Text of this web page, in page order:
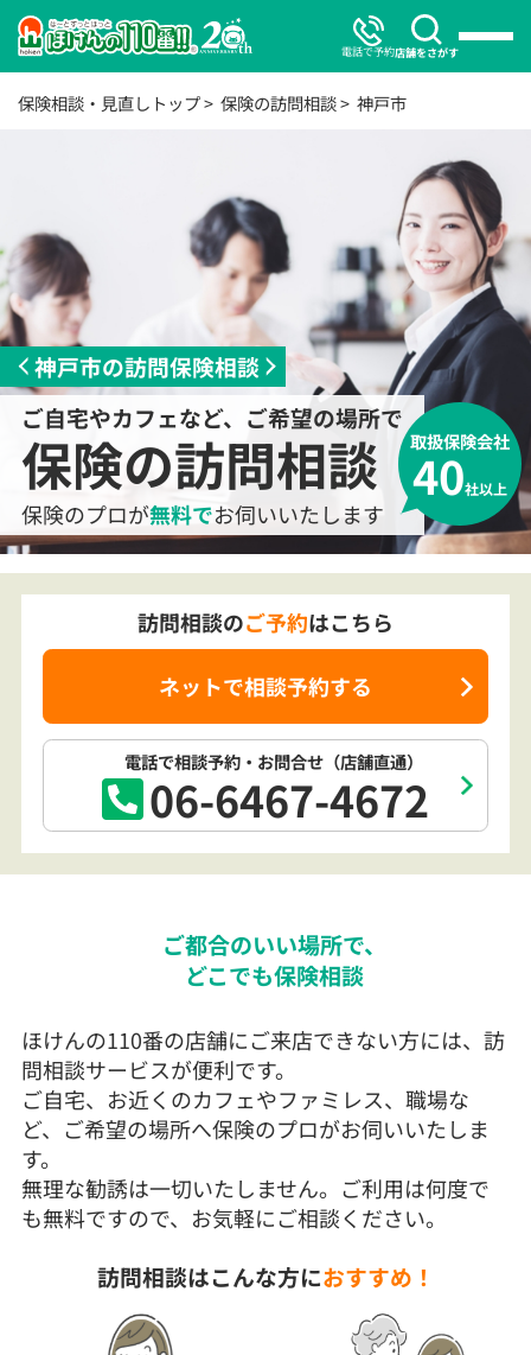
電話で予約店舗をさがす
保険相談・見直しトップ 保険の訪問相談 神戸市
神戸市の訪問保険相談
ご自宅やカフェなど、ご希望の場所で
保険の訪問相談
保険のプロが無料でお伺いいたします
取扱保険会社
40社以上
電話で相談予約 ・お問合せ （店舗直通）
06-6467-4672
訪問相談のご予約はこちら
ネットで相談予約する
ご都合のいい場所で、
どこでも保険相談
ほけんの110番の店舗にご来店できない方には、訪
問相談サービスが便利です。
ご自宅、お近くのカフェやファミレス、職場な
ど、ご希望の場所へ保険のプロがお伺いいたしま
す。
無理な勧誘は一切いたしません。ご利用は何度で
も無料ですので、お気軽にご相談ください。
訪問相談はこんな方におすすめ！